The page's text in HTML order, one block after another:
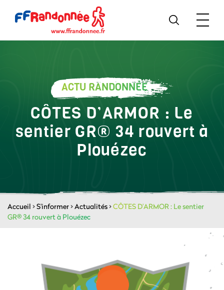
ACTU RANDONNÉE
CÔTES D’ARMOR : Le
sentier GR® 34 rouvert à
Plouézec
Accueil >S'informer>Actualités>CÔTES D’ARMOR : Le sentier
GR® 34 rouvert à Plouézec